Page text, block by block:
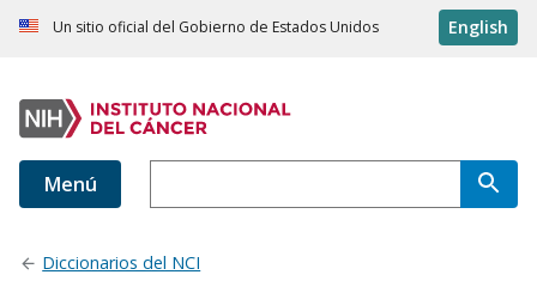
Un sitio oficial del Gobierno de Estados Unidos English
Menú
Diccionarios del NCI